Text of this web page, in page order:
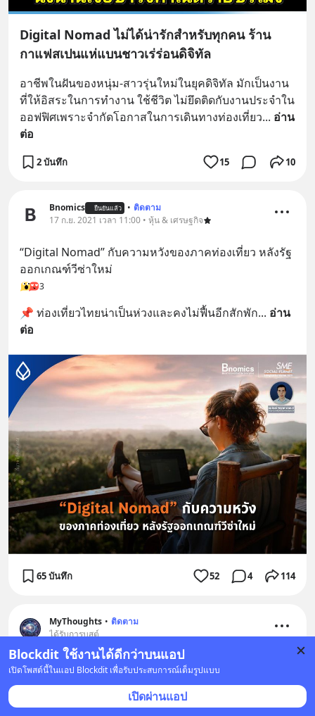
Blockdit ใช้งานได้ดีกว่าบนแอป
เปิดโพสต์นี้ในแอป Blockdit เพื่อรับประสบการณ์เต็มรูปแบบ
เปิดผ่านแอป
Digital Nomad ไม่ได้น่ารักสำหรับทุกคน ร้าน
กาแฟสเปนแห่แบนชาวเร่ร่อนดิจิทัล
อาชีพในฝันของหนุ่ม-สาวรุ่นใหม่ในยุคดิจิทัล มักเป็นงาน
ที่ให้อิสระในการทำงาน ใช้ชีวิต ไม่ยึดติดกับงานประจำใน
ออฟฟิศเพราะจำกัดโอกาสในการเดินทางท่องเที่ยว... อ่าน
ต่อ
2 บันทึก 15 10
Bnomics ยืนยันแล้ว • ติดตาม
17 ก.ย. 2021 เวลา 11:00 • หุ้น & เศรษฐกิจ
“Digital Nomad” กับความหวังของภาคท่องเที่ยว หลังรัฐ
ออกเกณฑ์วีซ่าใหม่
3
📌 ท่องเที่ยวไทยน่าเป็นห่วงและคงไม่ฟื้นอีกสักพัก... อ่าน
ต่อ
65 บันทึก 52 4 114
MyThoughts • ติดตาม
ได้รับการบูสต์